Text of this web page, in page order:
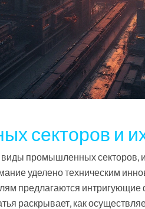
секторов и
промышленных секторов,
уделено техническим
предлагаются интригующие
раскрывает, как